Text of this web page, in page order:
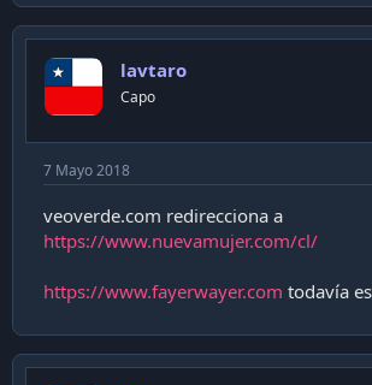
c
t
n
lavtaro
Capo
7 Mayo 2018
veoverde.com redirecciona a
https://www.nuevamujer.com/cl/
https://www.fayerwayer.com todavía